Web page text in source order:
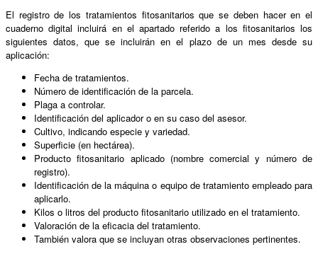
El registro de los tratamientos fitosanitarios que se deben hacer en el
cuaderno digital incluirá en el apartado referido a los fitosanitarios los
siguientes datos, que se incluirán en el plazo de un mes desde su
aplicación:
Fecha de tratamientos.
Número de identificación de la parcela.
Plaga a controlar.
Identificación del aplicador o en su caso del asesor.
Cultivo, indicando especie y variedad.
Superficie (en hectárea).
Producto fitosanitario aplicado (nombre comercial y número de
registro).
Identificación de la máquina o equipo de tratamiento empleado para
aplicarlo.
Kilos o litros del producto fitosanitario utilizado en el tratamiento.
Valoración de la eficacia del tratamiento.
También valora que se incluyan otras observaciones pertinentes.